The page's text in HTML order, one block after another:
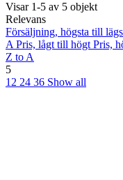
Visar 1-5 av 5 objekt
Relevans
Försäljning, högsta till
A Pris, lågt till högt Pris,
Z to A
5
12 24 36 Show all